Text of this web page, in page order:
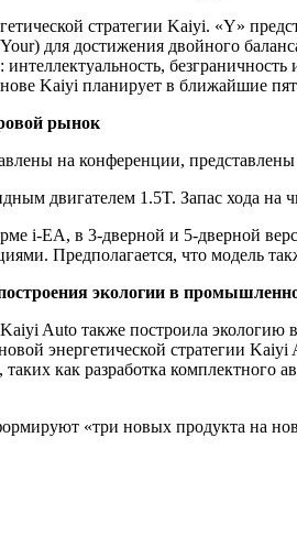
стратегии Kaiyi. «Y»
для достижения двойного
Kaiyi планирует в ближайшие
рынок
на конференции,
двигателем 1.5T. Запас хода на
i-EA, в 3-дверной и 5-дверной
Предполагается, что модель
экологии в
Auto также построила
энергетической стратегии
таких как разработка
«три новых продукта на